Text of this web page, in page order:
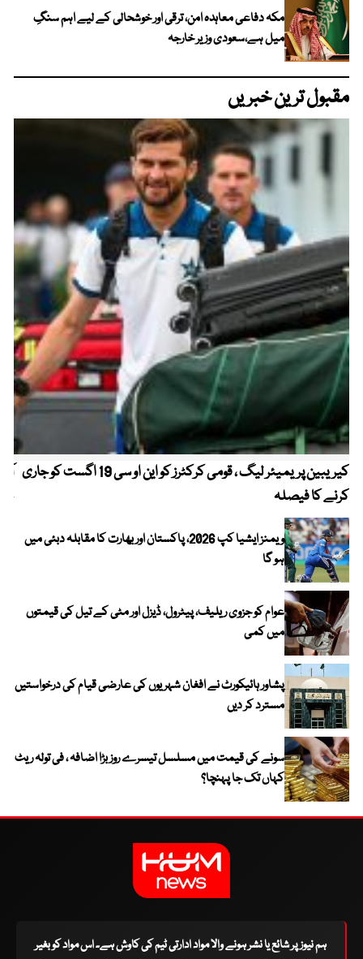
مکہ دفاعی معاہدہ امن، ترقی اور خوشحالی کے لیے اہم سنگِ
میل ہے،سعودی وزیر خارجہ
مقبول ترین خبریں
کیریبین پریمیئر لیگ ، قومی کرکٹرز کو این او سی 19 اگست کو جاری
کرنے کا فیصلہ
ویمنز ایشیا کپ 2026، پاکستان اور بھارت کا مقابلہ دبئی میں
ہو گا
عوام کو جزوی ریلیف، پیٹرول، ڈیزل اور مٹی کے تیل کی قیمتوں
میں کمی
پشاور ہائیکورٹ نے افغان شہریوں کی عارضی قیام کی درخواستیں
مسترد کر دیں
سونے کی قیمت میں مسلسل تیسرے روز بڑا اضافہ ، فی تولہ ریٹ
کہاں تک جا پہنچا؟
ہم نیوز پر شائع یا نشر ہونے والا مواد ادارتی ٹیم کی کاوش ہے۔ اس مواد کو بغیر